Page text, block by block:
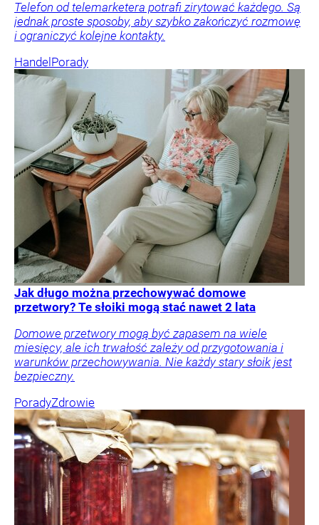
Telefon od telemarketera potrafi zirytować każdego. Są
jednak proste sposoby, aby szybko zakończyć rozmowę
i ograniczyć kolejne kontakty.
HandelPorady
Jak długo można przechowywać domowe
przetwory? Te słoiki mogą stać nawet 2 lata
Domowe przetwory mogą być zapasem na wiele
miesięcy, ale ich trwałość zależy od przygotowania i
warunków przechowywania. Nie każdy stary słoik jest
bezpieczny.
PoradyZdrowie